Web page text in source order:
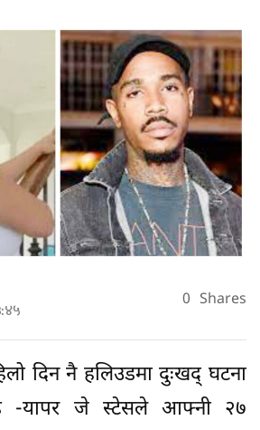
0 Shares
दिन नै हलिउडमा दुःखद् घटना
-यापर जे स्टेसले आफ्नी २७